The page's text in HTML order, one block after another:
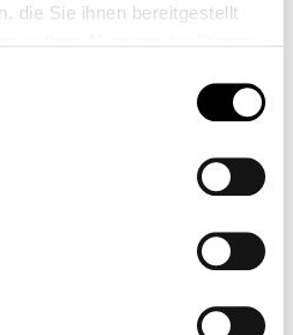
die Sie ihnen bereitgestellt
Putzen, Kochen,
rechtliche Fragen,
schwierige